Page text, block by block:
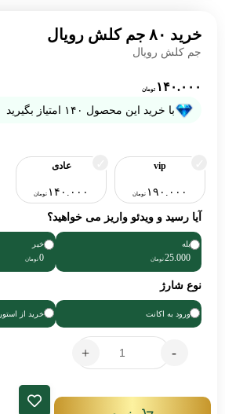
خرید ۸۰ جم کلش رویال
جم کلش رویال
۱۴۰.۰۰۰ تومان
با خرید این محصول ۱۴۰ امتیاز بگیرید
vip
۱۹۰.۰۰۰ تومان
عادی
۱۴۰.۰۰۰ تومان
آیا رسید و ویدئو واریز می خواهید؟
بله
25.000تومان
خیر
0تومان
نوع شارژ
ورود به اکانت خرید از استور
-
+